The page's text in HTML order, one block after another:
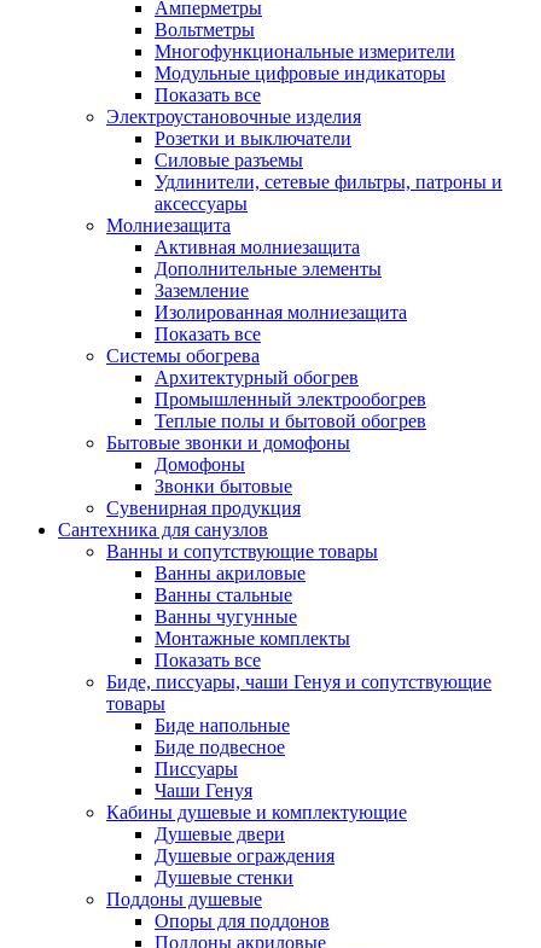
Амперметры
Вольтметры
Многофункциональные измерители
Модульные цифровые индикаторы
Показать все
Электроустановочные изделия
Розетки и выключатели
Силовые разъемы
Удлинители, сетевые фильтры, патроны и
аксессуары
Молниезащита
Активная молниезащита
Дополнительные элементы
Заземление
Изолированная молниезащита
Показать все
Системы обогрева
Архитектурный обогрев
Промышленный электрообогрев
Теплые полы и бытовой обогрев
Бытовые звонки и домофоны
Домофоны
Звонки бытовые
Сувенирная продукция
Сантехника для санузлов
Ванны и сопутствующие товары
Ванны акриловые
Ванны стальные
Ванны чугунные
Монтажные комплекты
Показать все
Биде, писсуары, чаши Генуя и сопутствующие
товары
Биде напольные
Биде подвесное
Писсуары
Чаши Генуя
Кабины душевые и комплектующие
Душевые двери
Душевые ограждения
Душевые стенки
Поддоны душевые
Опоры для поддонов
Поддоны акриловые